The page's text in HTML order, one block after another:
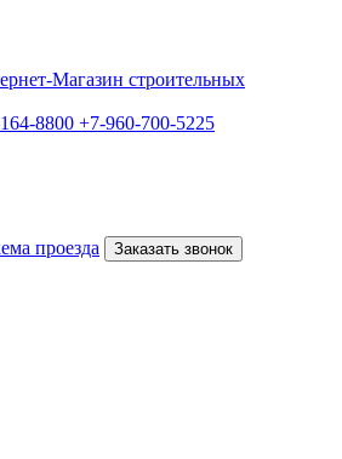
Магазин строительных
8800 +7-960-700-5225
проезда Заказать звонок